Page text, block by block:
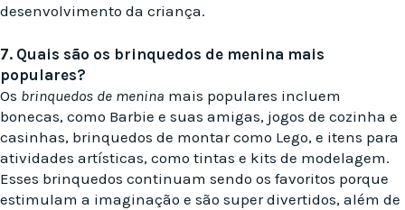
desenvolvimento da criança.
7. Quais são os brinquedos de menina mais
populares?
Os brinquedos de menina mais populares incluem
bonecas, como Barbie e suas amigas, jogos de cozinha e
casinhas, brinquedos de montar como Lego, e itens para
atividades artísticas, como tintas e kits de modelagem.
Esses brinquedos continuam sendo os favoritos porque
estimulam a imaginação e são super divertidos, além de